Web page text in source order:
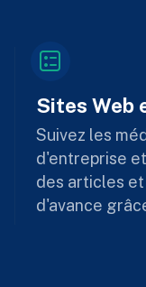
Sites Web
Suivez les
d'entreprise
des articles
d'avance